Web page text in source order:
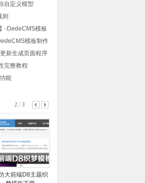
自定义模型
则
-DedeCMS模板
模板制作
新生成页面程序
完整教程
能